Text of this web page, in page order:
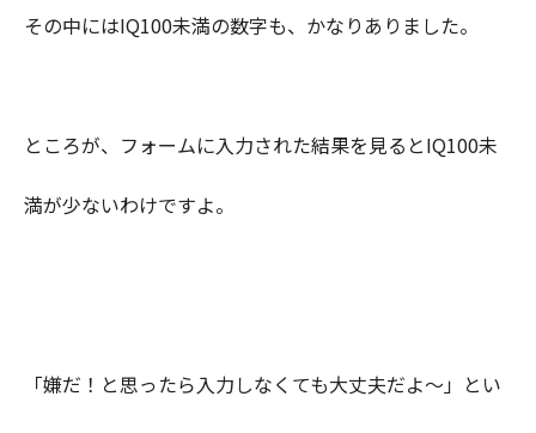
その中にはIQ100未満の数字も、かなりありました。
ところが、フォームに入力された結果を見るとIQ100未
満が少ないわけですよ。
「嫌だ！と思ったら入力しなくても大丈夫だよ〜」とい